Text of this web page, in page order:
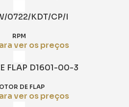
0722/KDT/CP/I
RPM
ver os preços
FLAP D1601-00-3
DE FLAP
ver os preços